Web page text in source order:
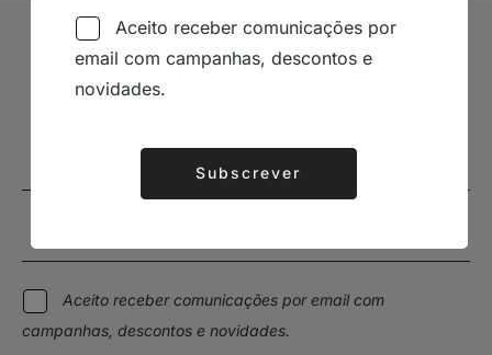
Subscrever Newsletter
Aceito receber comunicações por email com
campanhas, descontos e novidades.
Aceito receber comunicações por
email com campanhas, descontos e
novidades.
Subscrever